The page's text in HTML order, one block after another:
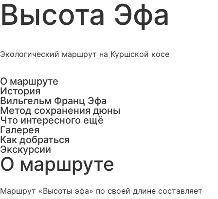
Высота Эфа
Экологический маршрут на Куршской косе
О маршруте
История
Вильгельм Франц Эфа
Метод сохранения дюны
Что интересного ещё
Галерея
Как добраться
Экскурсии
О маршруте
Маршрут «Высоты эфа» по своей длине составляет